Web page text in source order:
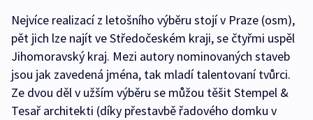
Nejvíce realizací z letošního výběru stojí v Praze (osm),
pět jich lze najít ve Středočeském kraji, se čtyřmi uspěl
Jihomoravský kraj. Mezi autory nominovaných staveb
jsou jak zavedená jména, tak mladí talentovaní tvůrci.
Ze dvou děl v užším výběru se můžou těšit Stempel &
Tesař architekti (díky přestavbě řadového domku v